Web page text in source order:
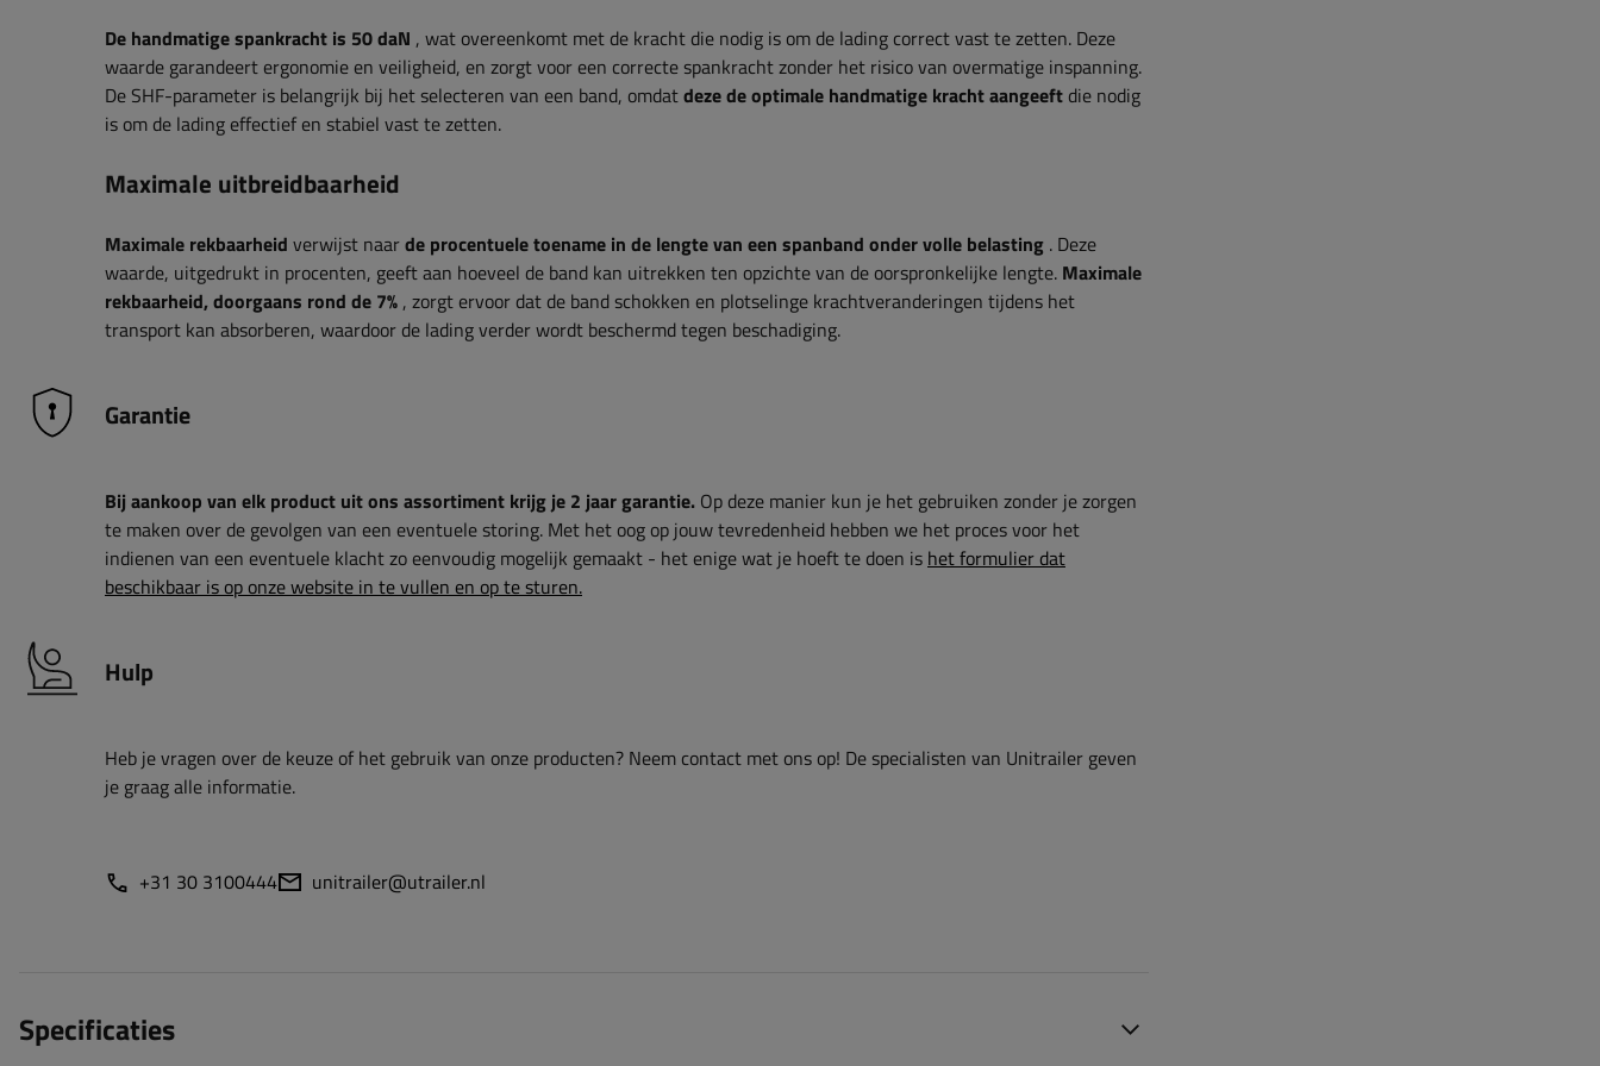
De handmatige spankracht is 50 daN , wat overeenkomt met de kracht die nodig is om de lading correct vast te zetten. Deze
waarde garandeert ergonomie en veiligheid, en zorgt voor een correcte spankracht zonder het risico van overmatige inspanning.
De SHF-parameter is belangrijk bij het selecteren van een band, omdatdeze de optimale handmatige kracht aangeeft die nodig
is om de lading effectief en stabiel vast te zetten.
Maximale uitbreidbaarheid
Maximale rekbaarheid verwijst naarde procentuele toename in de lengte van een spanband onder volle belasting . Deze
waarde, uitgedrukt in procenten, geeft aan hoeveel de band kan uitrekken ten opzichte van de oorspronkelijke lengte. Maximale
rekbaarheid, doorgaans rond de 7% , zorgt ervoor dat de band schokken en plotselinge krachtveranderingen tijdens het
transport kan absorberen, waardoor de lading verder wordt beschermd tegen beschadiging.
Garantie
Bij aankoop van elk product uit ons assortiment krijg je 2 jaar garantie. Op deze manier kun je het gebruiken zonder je zorgen
te maken over de gevolgen van een eventuele storing. Met het oog op jouw tevredenheid hebben we het proces voor het
indienen van een eventuele klacht zo eenvoudig mogelijk gemaakt - het enige wat je hoeft te doen is het formulier dat
beschikbaar is op onze website in te vullen en op te sturen.
Hulp
Heb je vragen over de keuze of het gebruik van onze producten? Neem contact met ons op! De specialisten van Unitrailer geven
je graag alle informatie.
+31 30 3100444 unitrailer@utrailer.nl
Specificaties